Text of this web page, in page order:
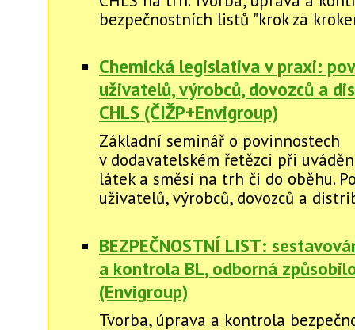
bezpečnostních listů "krok za
Chemická legislativa v praxi:
uživatelů, výrobců, dovozců a
CHLS (ČIŽP+Envigroup)
Základní seminář o povinnostech
v dodavatelském řetězci při
látek a směsí na trh či do oběhu.
uživatelů, výrobců, dovozců a
BEZPEČNOSTNÍ LIST:
a kontrola BL, odborná
(Envigroup)
Tvorba, úprava a kontrola